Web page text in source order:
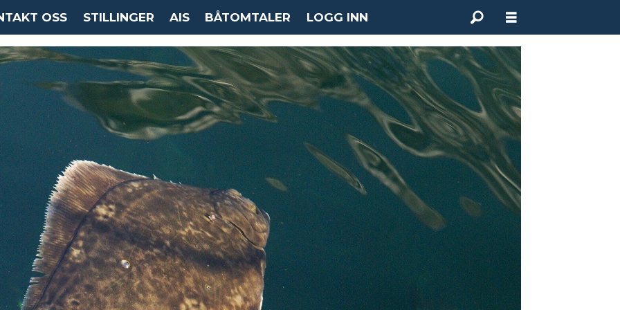
OSS STILLINGER AIS BÅTOMTALER LOGG INN